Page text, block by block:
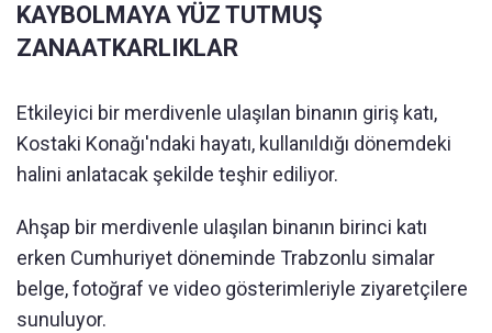
KAYBOLMAYA YÜZ TUTMUŞ
ZANAATKARLIKLAR
Etkileyici bir merdivenle ulaşılan binanın giriş katı,
Kostaki Konağı'ndaki hayatı, kullanıldığı dönemdeki
halini anlatacak şekilde teşhir ediliyor.
Ahşap bir merdivenle ulaşılan binanın birinci katı
erken Cumhuriyet döneminde Trabzonlu simalar
belge, fotoğraf ve video gösterimleriyle ziyaretçilere
sunuluyor.